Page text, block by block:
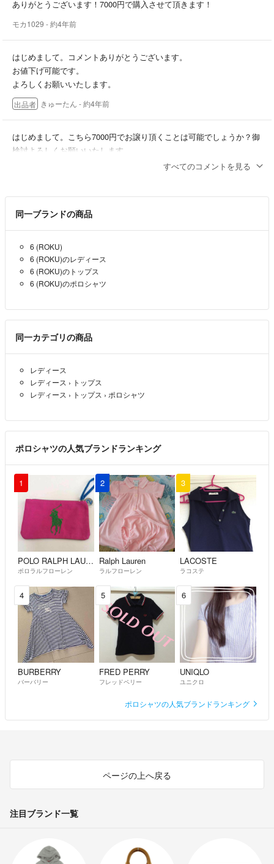
ありがとうございます！7000円で購入させて頂きます！
モカ1029 - 約4年前
はじめまして。コメントありがとうございます。
お値下げ可能です。
よろしくお願いいたします。
出品者 きゅーたん - 約4年前
はじめまして。こちら7000円でお譲り頂くことは可能でしょうか？御
検討よろしくお願いいたします。
すべてのコメントを見る
同一ブランドの商品
6 (ROKU)
6 (ROKU)のレディース
6 (ROKU)のトップス
6 (ROKU)のポロシャツ
同一カテゴリの商品
レディース
レディース › トップス
レディース › トップス › ポロシャツ
ポロシャツの人気ブランドランキング
1
POLO RALPH LAUREN
ポロラルフローレン
2
Ralph Lauren
ラルフローレン
3
LACOSTE
ラコステ
4
BURBERRY
バーバリー
5
FRED PERRY
フレッドペリー
6
UNIQLO
ユニクロ
ポロシャツの人気ブランドランキング
ページの上へ戻る
注目ブランド一覧